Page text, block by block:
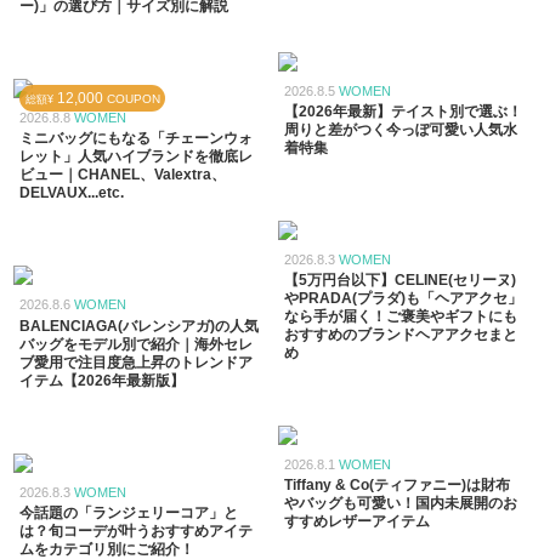
ー)」の選び方｜サイズ別に解説
総額¥ 12,000 COUPON
2026.8.8WOMEN
ミニバッグにもなる「チェーンウォ
レット」人気ハイブランドを徹底レ
ビュー｜CHANEL、Valextra、
DELVAUX...etc.
2026.8.6WOMEN
BALENCIAGA(バレンシアガ)の人気
バッグをモデル別で紹介｜海外セレ
ブ愛用で注目度急上昇のトレンドア
イテム【2026年最新版】
2026.8.3WOMEN
今話題の「ランジェリーコア」と
は？旬コーデが叶うおすすめアイテ
ムをカテゴリ別にご紹介！
2026.8.5 WOMEN
【2026年最新】テイスト別で選ぶ！
周りと差がつく今っぽ可愛い人気水
着特集
2026.8.3 WOMEN
【5万円台以下】CELINE(セリーヌ)
やPRADA(プラダ)も「ヘアアクセ」
なら手が届く！ご褒美やギフトにも
おすすめのブランドヘアアクセまと
め
2026.8.1 WOMEN
Tiffany & Co(ティファニー)は財布
やバッグも可愛い！国内未展開のお
すすめレザーアイテム